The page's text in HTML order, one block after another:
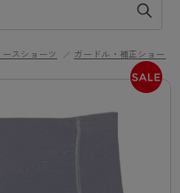
で送料無料
ースショーツ ガードル・補正ショーツ